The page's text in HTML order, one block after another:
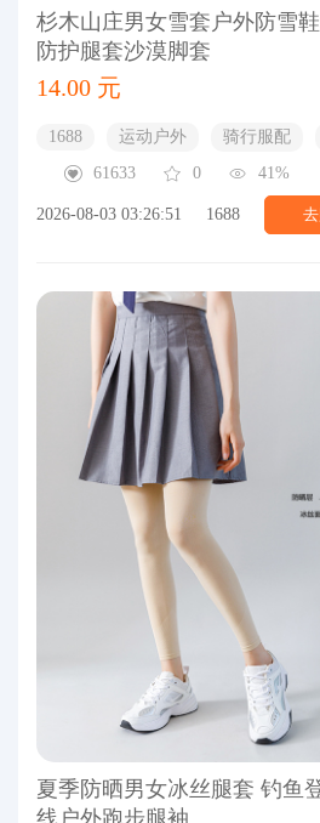
杉木山庄男女雪套户外防雪
防护腿套沙漠脚套
14.00 元
1688 运动户外 骑行服配
61633
0 41%
2026-08-03 03:26:51 1688
夏季防晒男女冰丝腿套 钓鱼